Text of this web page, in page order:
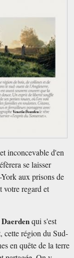
inconcevable d'en
se laisser
aux prisons de
votre regard et
qui s'est
cette région du Sud-
en quête de la terre